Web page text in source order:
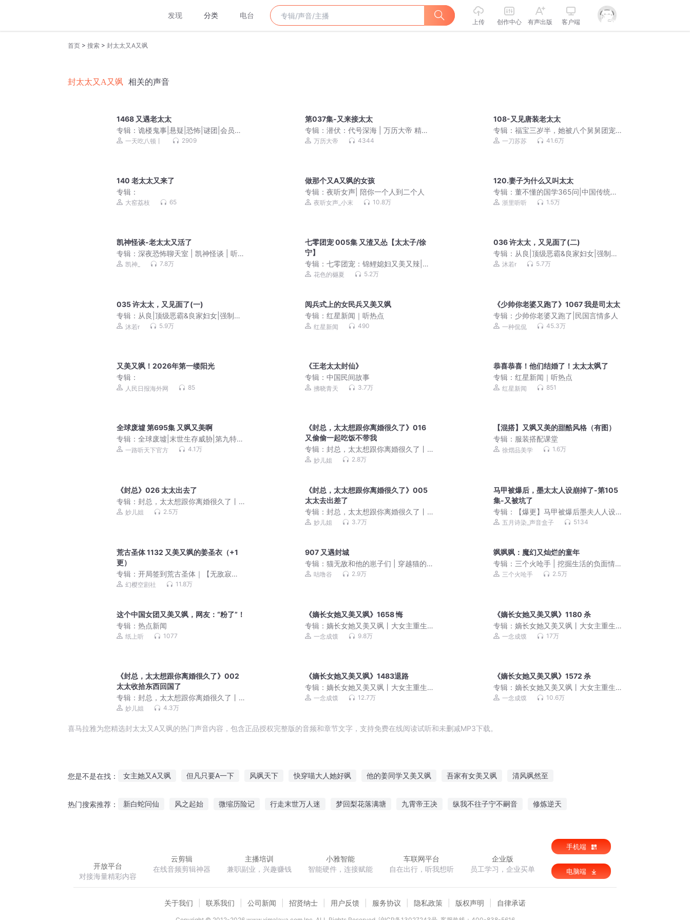
发现 分类 电台
上传 创作中心 有声出版 客户端
首页 > 搜索 > 封太太又A又飒
封太太又A又飒 相关的声音
1468 又遇老太太
专辑： 诡楼鬼事|悬疑|恐怖|谜团|会员免
费收听
一天吃八顿丨 2909
第037集-又来接太太
专辑：潜伏：代号深海 | 万历大帝 精品
谍战多人有声剧
万历大帝 4344
108-又见唐装老太太
专辑：福宝三岁半，她被八个舅舅团宠
了 | 爆笑都市悬疑风水文丨粟宝 | 一刀苏
一刀苏苏 41.6万
140 老太太又来了
专辑：
大窑荔枝 65
做那个又A又飒的女孩
专辑：夜听女声| 陪你一个人到二个人
夜听女声_小末 10.8万
120.妻子为什么又叫太太
专辑：董不懂的国学365问|中国传统文
化 浙里听听 1.5万
凯神怪谈-老太太又活了
专辑： 深夜恐怖聊天室 | 凯神怪谈 | 听友
故事凯神_ 7.8万
七零团宠 005集 又渣又怂【太太子/徐
宁】
专辑：七零团宠：锦鲤媳妇又美又辣|花
色&倔强的小红|甜宠年代文|精品多人有
花色的樾夏 5.2万
036 许太太，又见面了(二)
专辑： 从良|顶级恶霸&良家妇女|强制爱|
江也x沐若|双洁1v1|追妻火葬场|多人有
沐若r 5.7万
035 许太太，又见面了(一)
专辑： 从良|顶级恶霸&良家妇女|强制爱|
江也x沐若|双洁1v1|追妻火葬场|多人有
沐若r 5.9万
阅兵式上的女民兵又美又飒
专辑：红星新闻｜听热点
红星新闻 490
《少帅你老婆又跑了》1067 我是司太太
专辑： 少帅你老婆又跑了|民国言情多人
一种侃侃 45.3万
又美又飒！2026年第一缕阳光
专辑：
人民日报海外网 85
《王老太太封仙》
专辑：中国民间故事
拂晓青天 3.7万
恭喜恭喜！他们结婚了！太太太飒了
专辑：红星新闻｜听热点
红星新闻 851
全球废墟 第695集 又飒又美啊
专辑： 全球废墟|末世生存威胁|第九特
区|都市脑洞异能丧尸
一路听天下官方 4.1万
《封总，太太想跟你离婚很久了》016
又偷偷一起吃饭不带我
专辑：封总，太太想跟你离婚很久了丨
妙儿姐沐阳谢必安丨封总太太的离婚生
妙儿姐 2.8万
【混搭】又飒又美的甜酷风格（有图）
专辑： 服装搭配课堂
徐熠品美学 1.6万
《封总》026 太太出去了
专辑： 封总，太太想跟你离婚很久了丨
妙儿姐沐阳谢必安丨封总太太的离婚生
妙儿姐 2.5万
《封总，太太想跟你离婚很久了》005
太太去出差了
专辑：封总，太太想跟你离婚很久了丨
妙儿姐沐阳谢必安丨封总太太的离婚生
妙儿姐 3.7万
马甲被爆后，墨太太人设崩掉了-第105
集-又被坑了
专辑：
【爆更】马甲被爆后墨夫人人设
崩掉了|马甲|双强|豪门甜宠|VIP免费
五月诗染_声音盒子 5134
荒古圣体 1132 又美又飒的姜圣衣（+1
更）
专辑： 开局签到荒古圣体｜【无敌寂
寞】爆爽流（幻樱空剧社）
幻樱空剧社 11.8万
907 又遇封城
专辑：猫无敌和他的崽子们 | 穿越猫的
世界 | 马小川励志
咕噜谷 2.9万
飒飒飒：魔幻又灿烂的童年
专辑： 三个火呛手 | 挖掘生活的负面情
绪 三个火呛手 2.5万
这个中国女团又美又飒，网友：“粉了”！
专辑： 热点新闻
纸上听 1077
《嫡长女她又美又飒》1658 悔
专辑：嫡长女她又美又飒丨大女主重生
权谋丨一念成馍有声剧
一念成馍 9.8万
《嫡长女她又美又飒》1180 杀
专辑：嫡长女她又美又飒丨大女主重生
权谋丨一念成馍有声剧
一念成馍 17万
《封总，太太想跟你离婚很久了》002
太太收拾东西回国了
专辑： 封总，太太想跟你离婚很久了丨
妙儿姐沐阳谢必安丨封总太太的离婚生
妙儿姐 4.3万
《嫡长女她又美又飒》1483退路
专辑：嫡长女她又美又飒丨大女主重生
权谋丨一念成馍有声剧
一念成馍 12.7万
《嫡长女她又美又飒》1572 杀
专辑：嫡长女她又美又飒丨大女主重生
权谋丨一念成馍有声剧
一念成馍 10.6万
喜马拉雅为您精选封太太又A又飒的热门声音内容，包含正品授权完整版的音频和章节文字，支持免费在线阅读试听和未删减MP3下载。
您是不是在找： 女主她又A又飒 但凡只要A一下 风飒天下 快穿喵大人她好飒 他的姜同学又美又飒 吾家有女美又飒 清风飒然至
热门搜索推荐： 新白蛇问仙 风之起始 微缩历险记 行走末世万人迷 梦回梨花落满塘 九霄帝王决 纵我不往子宁不嗣音 修炼逆天
开放平台
对接海量精彩内容
云剪辑
在线音频剪辑神器
主播培训
兼职副业，兴趣赚钱
小雅智能
智能硬件，连接赋能
车联网平台
自在出行，听我想听
企业版
员工学习，企业买单
手机端
电脑端
关于我们 联系我们 公司新闻 招贤纳士 用户反馈 服务协议 隐私政策 版权声明 自律承诺